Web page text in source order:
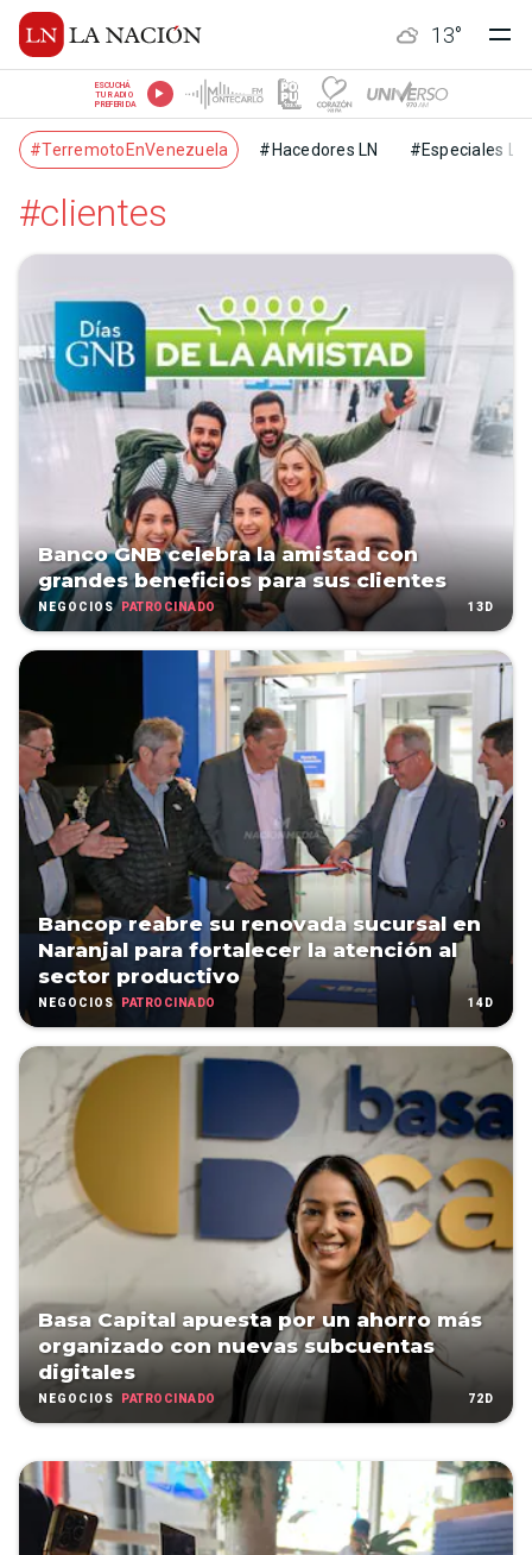
13°
ESCUCHÁ
TU RADIO
PREFERIDA
#TerremotoEnVenezuela #Hacedores LN #Especiales LN
#clientes
Banco GNB celebra la amistad con
grandes beneficios para sus clientes
NEGOCIOS PATROCINADO 13D
Bancop reabre su renovada sucursal en
Naranjal para fortalecer la atención al
sector productivo
NEGOCIOS PATROCINADO 14D
Basa Capital apuesta por un ahorro más
organizado con nuevas subcuentas
digitales
NEGOCIOS PATROCINADO 72D